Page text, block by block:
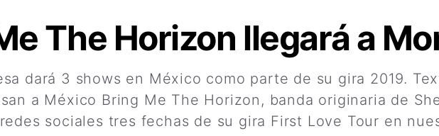
The Horizon llegará a
dará 3 shows en México como parte de su gira 2019.
a México Bring Me The Horizon, banda originaria de
sociales tres fechas de su gira First Love Tour en